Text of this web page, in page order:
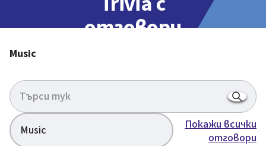
отговори
Music
Music
Покажи всички
отговори